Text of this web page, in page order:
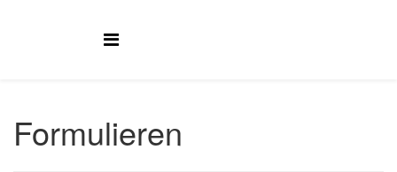
Formulieren